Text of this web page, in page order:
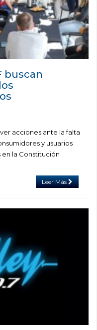
buscan
acciones ante la falta
y usuarios
la Constitución
Leer Más